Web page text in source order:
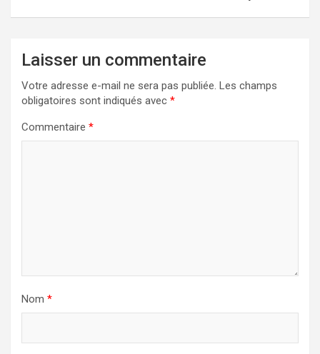
Laisser un commentaire
Votre adresse e-mail ne sera pas publiée. Les champs
obligatoires sont indiqués avec *
Commentaire *
Nom *